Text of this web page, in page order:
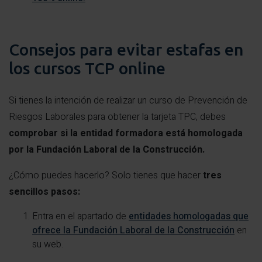
Consejos para evitar estafas en
los cursos TCP online
Si tienes la intención de realizar un curso de Prevención de
Riesgos Laborales para obtener la tarjeta TPC, debes
comprobar si la entidad formadora está homologada
por la Fundación Laboral de la Construcción.
¿Cómo puedes hacerlo? Solo tienes que hacer tres
sencillos pasos:
Entra en el apartado de entidades homologadas que
ofrece la Fundación Laboral de la Construcción en
su web.